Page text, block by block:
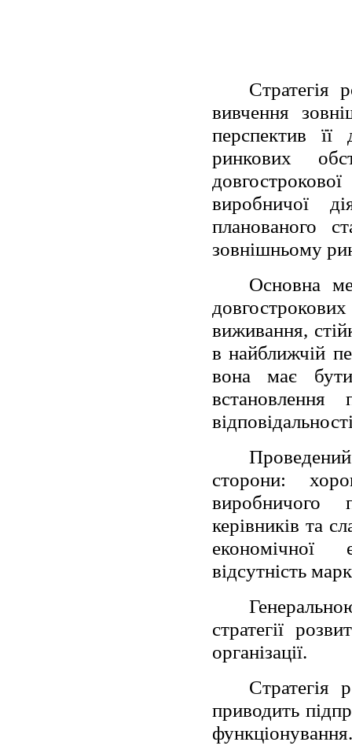
Стратегія
вивчення
перспектив її
ринкових
виробничої
планованого
зовнішньому
Основна
виживання,
в найближчій
вона має
сторони:
виробничого
керівників та
економічної
відсутність
стратегії
організації.
Стратегія
приводить
функціонування.